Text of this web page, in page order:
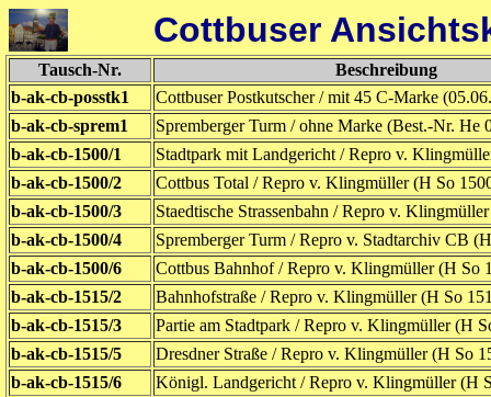
Cottbuser
Tausch-Nr.
Beschreibung
b-ak-cb-posstk1
Cottbuser Postkutscher / mit 45 C-Marke
b-ak-cb-sprem1
Spremberger Turm / ohne Marke (Best.-Nr. He
b-ak-cb-1500/1
Stadtpark mit Landgericht / Repro v.
b-ak-cb-1500/2
Cottbus Total / Repro v. Klingmüller (H So
b-ak-cb-1500/3
Staedtische Strassenbahn / Repro v.
b-ak-cb-1500/4
Spremberger Turm / Repro v. Stadtarchiv CB
b-ak-cb-1500/6
Cottbus Bahnhof / Repro v. Klingmüller (H So
b-ak-cb-1515/2
Bahnhofstraße / Repro v. Klingmüller (H So
b-ak-cb-1515/3
Partie am Stadtpark / Repro v. Klingmüller (H
b-ak-cb-1515/5
Dresdner Straße / Repro v. Klingmüller (H So
b-ak-cb-1515/6
Königl. Landgericht / Repro v. Klingmüller (H